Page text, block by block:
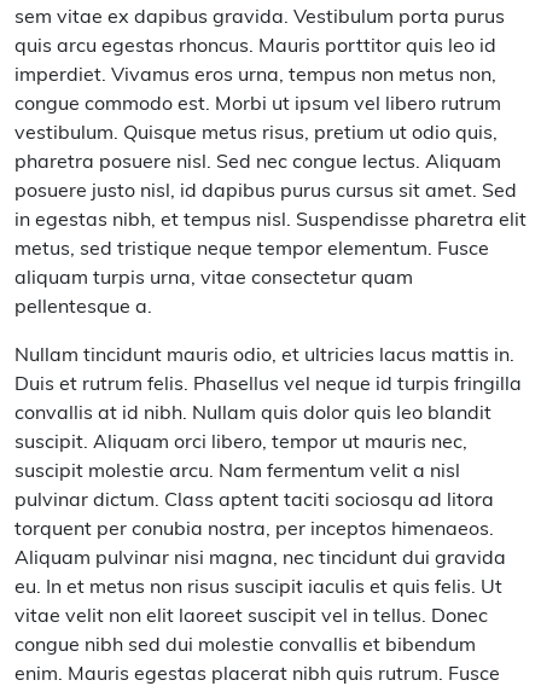
sem vitae ex dapibus gravida. Vestibulum porta purus
quis arcu egestas rhoncus. Mauris porttitor quis leo id
imperdiet. Vivamus eros urna, tempus non metus non,
congue commodo est. Morbi ut ipsum vel libero rutrum
vestibulum. Quisque metus risus, pretium ut odio quis,
pharetra posuere nisl. Sed nec congue lectus. Aliquam
posuere justo nisl, id dapibus purus cursus sit amet. Sed
in egestas nibh, et tempus nisl. Suspendisse pharetra elit
metus, sed tristique neque tempor elementum. Fusce
aliquam turpis urna, vitae consectetur quam
pellentesque a.
Nullam tincidunt mauris odio, et ultricies lacus mattis in.
Duis et rutrum felis. Phasellus vel neque id turpis fringilla
convallis at id nibh. Nullam quis dolor quis leo blandit
suscipit. Aliquam orci libero, tempor ut mauris nec,
suscipit molestie arcu. Nam fermentum velit a nisl
pulvinar dictum. Class aptent taciti sociosqu ad litora
torquent per conubia nostra, per inceptos himenaeos.
Aliquam pulvinar nisi magna, nec tincidunt dui gravida
eu. In et metus non risus suscipit iaculis et quis felis. Ut
vitae velit non elit laoreet suscipit vel in tellus. Donec
congue nibh sed dui molestie convallis et bibendum
enim. Mauris egestas placerat nibh quis rutrum. Fusce